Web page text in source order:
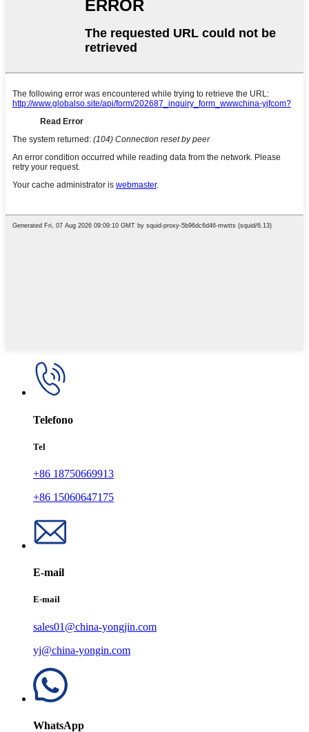
Telefono
Tel
+86 18750669913
+86 15060647175
E-mail
E-mail
sales01@china-yongjin.com
yj@china-yongin.com
WhatsApp